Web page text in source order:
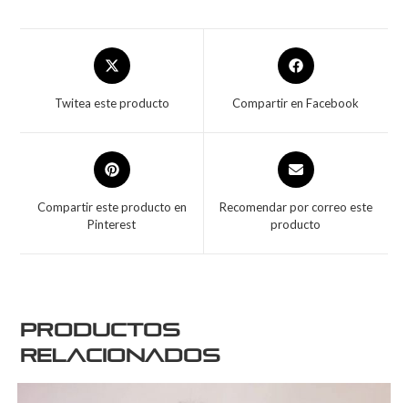
Twitea este producto Compartir en Facebook
Compartir este producto en
Pinterest
Recomendar por correo este
producto
Productos
relacionados